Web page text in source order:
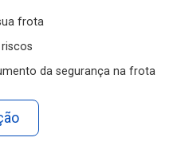
frota
da segurança na frota